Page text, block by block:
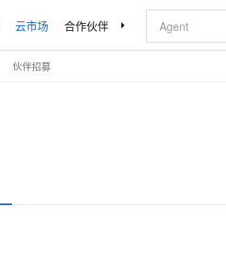
云市场 合作伙伴 支持与服务
伙伴招募